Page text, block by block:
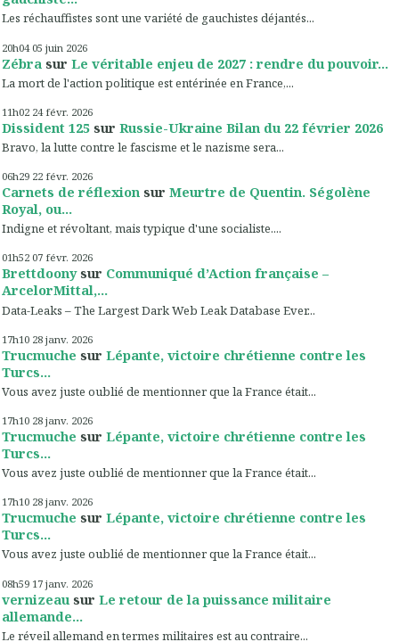
Les réchauffistes sont une variété de gauchistes déjantés...
20h04 05 juin 2026
Zébra sur Le véritable enjeu de 2027 : rendre du pouvoir...
La mort de l'action politique est entérinée en France,...
11h02 24 févr. 2026
Dissident 125 sur Russie-Ukraine Bilan du 22 février 2026
Bravo, la lutte contre le fascisme et le nazisme sera...
06h29 22 févr. 2026
Carnets de réflexion sur Meurtre de Quentin. Ségolène
Royal, ou...
Indigne et révoltant, mais typique d'une socialiste....
01h52 07 févr. 2026
Brettdoonysur Communiqué d’Action française –
ArcelorMittal,...
Data-Leaks – The Largest Dark Web Leak Database Ever...
17h10 28 janv. 2026
Trucmuche sur Lépante, victoire chrétienne contre les
Turcs...
Vous avez juste oublié de mentionner que la France était...
17h10 28 janv. 2026
Trucmuche sur Lépante, victoire chrétienne contre les
Turcs...
Vous avez juste oublié de mentionner que la France était...
17h10 28 janv. 2026
Trucmuche sur Lépante, victoire chrétienne contre les
Turcs...
Vous avez juste oublié de mentionner que la France était...
08h59 17 janv. 2026
vernizeau sur Le retour de la puissance militaire
allemande...
Le réveil allemand en termes militaires est au contraire...